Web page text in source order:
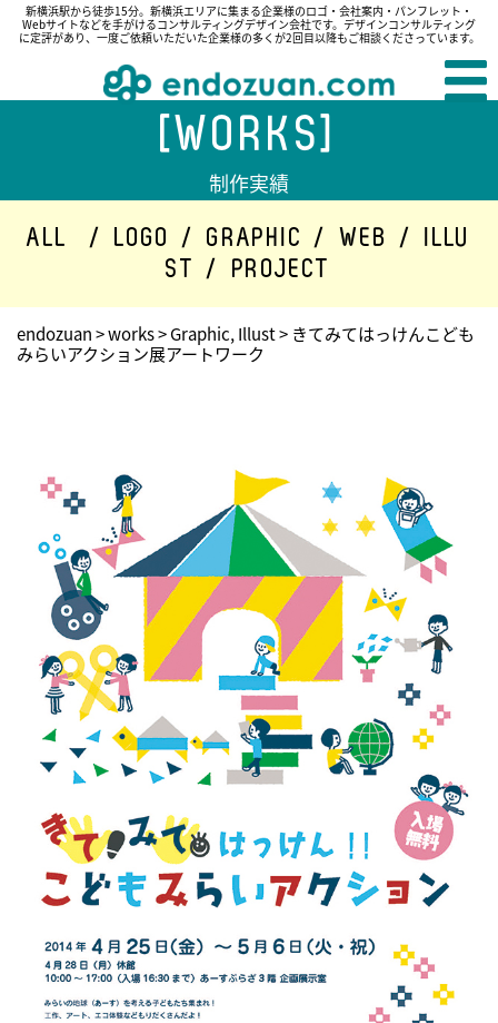
新横浜駅から徒歩15分。新横浜エリアに集まる企業様のロゴ・会社案内・パンフレット・
Webサイトなどを手がけるコンサルティングデザイン会社です。デザインコンサルティング
に定評があり、一度ご依頼いただいた企業様の多くが2回目以降もご相談くださっています。
[WORKS]
制作実績
ALL / LOGO / GRAPHIC / WEB /
ILLU
ST
/ PROJECT
endozuan>works>Graphic, Illust> きてみてはっけんこども
みらいアクション展アートワーク